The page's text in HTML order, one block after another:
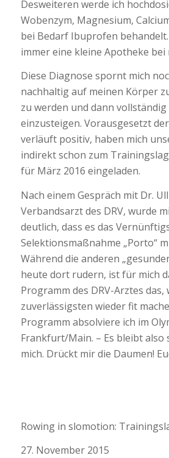
Desweiteren werde ich
Wobenzym, Magnesium,
bei Bedarf Ibuprofen
immer eine kleine Apotheke bei
Diese Diagnose spornt mich
nachhaltig auf meinen Körper
zu werden und dann
einzusteigen. Vorausgesetzt
verläuft positiv, haben mich
indirekt schon zum
für März 2016 eingeladen.
Nach einem Gespräch mit Dr.
Verbandsarzt des DRV, wurde
deutlich, dass es das
Selektionsmaßnahme „Porto“
Während die anderen
heute dort rudern, ist für mich
Programm des DRV-Arztes das,
zuverlässigsten wieder fit
Programm absolviere ich im
Frankfurt/Main. – Es bleibt
mich. Drückt mir die Daumen!
Rowing in slomotion:
27. November 2015